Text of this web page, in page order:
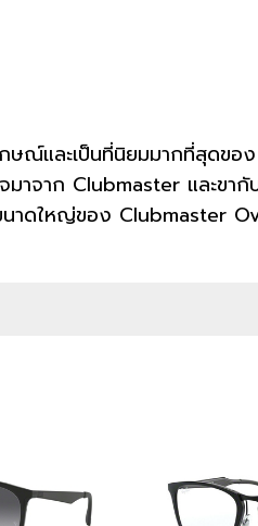
ษณ์และเป็นที่นิยมมากที่สุดขอ
าจาก Clubmaster และขากั
ดใหญ่ของ Clubmaster